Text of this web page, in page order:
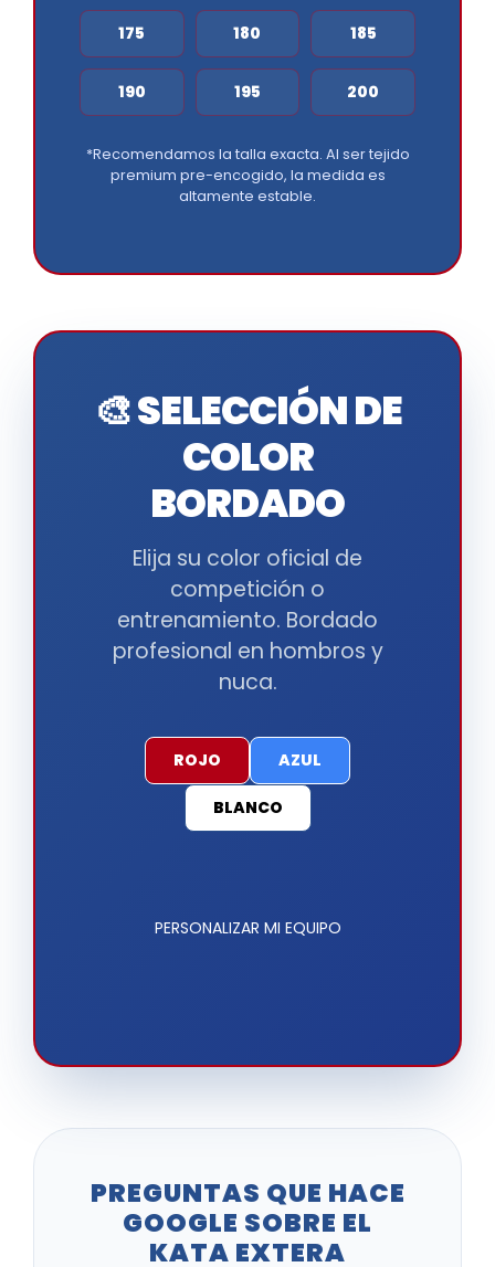
175 180 185
190 195 200
*Recomendamos la talla exacta. Al ser tejido
premium pre-encogido, la medida es
altamente estable.
🎨 SELECCIÓN DE
COLOR
BORDADO
Elija su color oficial de
competición o
entrenamiento. Bordado
profesional en hombros y
nuca.
ROJO AZUL
BLANCO
PERSONALIZAR MI EQUIPO
PREGUNTAS QUE HACE
GOOGLE SOBRE EL
KATA EXTERA